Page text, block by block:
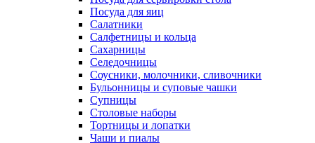
Посуда для яиц
Салатники
Салфетницы и кольца
Сахарницы
Селедочницы
Соусники, молочники, сливочники
Бульонницы и суповые чашки
Супницы
Столовые наборы
Тортницы и лопатки
Чаши и пиалы